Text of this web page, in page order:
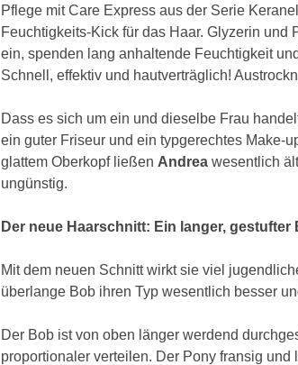
Pflege mit Care Express aus der Serie
Feuchtigkeits-Kick für das Haar. Glyzerin
ein, spenden lang anhaltende Feuchtigkeit
Schnell, effektiv und hautverträglich!
Dass es sich um ein und dieselbe Frau
ein guter Friseur und ein typgerechtes Make-
glattem Oberkopf ließen Andrea wesentlich
ungünstig.
Der neue Haarschnitt: Ein langer, gestufter
Mit dem neuen Schnitt wirkt sie viel
überlange Bob ihren Typ wesentlich besser
Der Bob ist von oben länger werdend
proportionaler verteilen. Der Pony fransig